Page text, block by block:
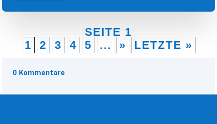
SEITE 1
1
2 3 4 5 ... » LETZTE »
0 Kommentare